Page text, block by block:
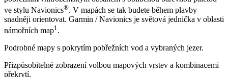
ve stylu Navionics®. V mapách se tak budete během plavby
snadněji orientovat. Garmin / Navionics je světová jednička v oblasti
námořních map1 .
Podrobné mapy s pokrytím pobřežních vod a vybraných jezer.
Přizpůsobitelné zobrazení volbou mapových vrstev a kombinacemi
překrytí.